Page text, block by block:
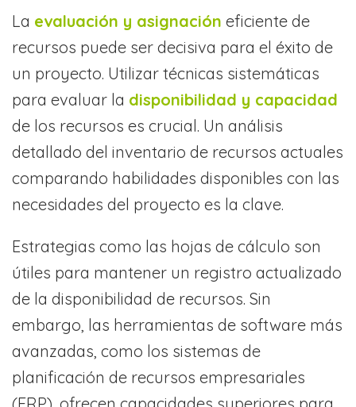
La evaluación y asignación eficiente de
recursos puede ser decisiva para el éxito de
un proyecto. Utilizar técnicas sistemáticas
para evaluar la disponibilidad y capacidad
de los recursos es crucial. Un análisis
detallado del inventario de recursos actuales
comparando habilidades disponibles con las
necesidades del proyecto es la clave.
Estrategias como las hojas de cálculo son
útiles para mantener un registro actualizado
de la disponibilidad de recursos. Sin
embargo, las herramientas de software más
avanzadas, como los sistemas de
planificación de recursos empresariales